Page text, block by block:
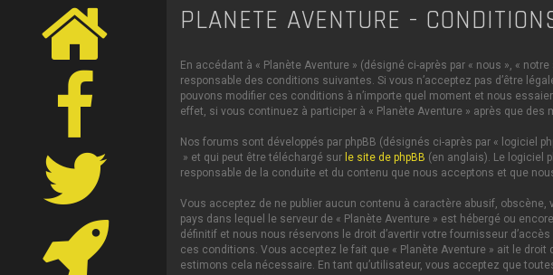
PLANÈTE AVENTURE -
En accédant à « Planète Aventure » (désigné ci-après par « nous », «
responsable des conditions suivantes. Si vous n’acceptez pas d’être
pouvons modifier ces conditions à n’importe quel moment et nous
effet, si vous continuez à participer à « Planète Aventure » après que
Nos forums sont développés par phpBB (désignés ci-après par « logiciel
» et qui peut être téléchargé sur le site de phpBB (en anglais). Le logiciel
responsable de la conduite et du contenu que nous acceptons et que
Vous acceptez de ne publier aucun contenu à caractère abusif,
pays dans lequel le serveur de « Planète Aventure » est hébergé ou
définitif et nous nous réservons le droit d’avertir votre fournisseur
ces conditions. Vous acceptez le fait que « Planète Aventure » ait le droit
estimons cela nécessaire. En tant qu’utilisateur, vous acceptez que